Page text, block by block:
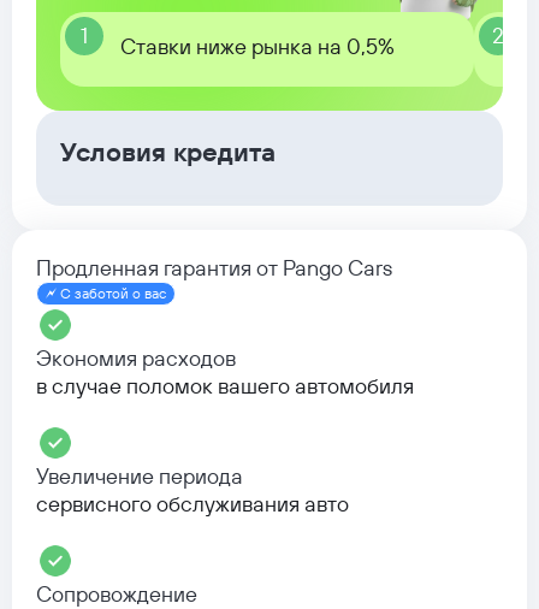
1 Ставки ниже рынка на 0,5% 2
Условия кредита
Продленная гарантия от Pango Cars
С заботой о вас
Экономия расходов
в случае поломок вашего автомобиля
Увеличение периода
сервисного обслуживания авто
Сопровождение